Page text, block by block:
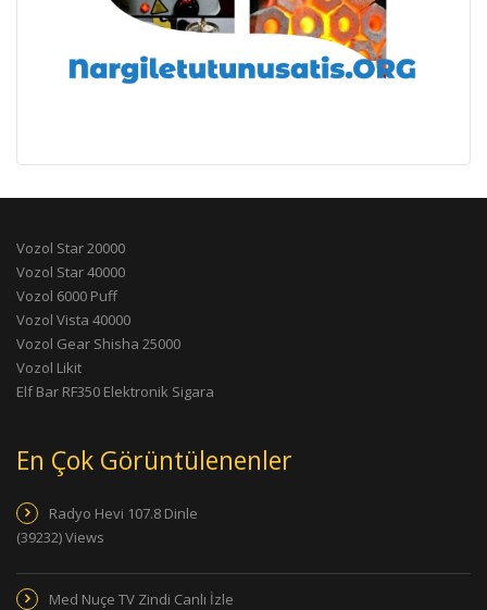
Vozol Star 20000
Vozol Star 40000
Vozol 6000 Puff
Vozol Vista 40000
Vozol Gear Shisha 25000
Vozol Likit
Elf Bar RF350 Elektronik Sigara
En Çok Görüntülenenler
Radyo Hevi 107.8 Dinle
(39232) Views
Med Nuçe TV Zindi Canlı İzle